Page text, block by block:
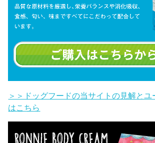
＞＞ドッグフードの当サイトの見解とユ
はこちら